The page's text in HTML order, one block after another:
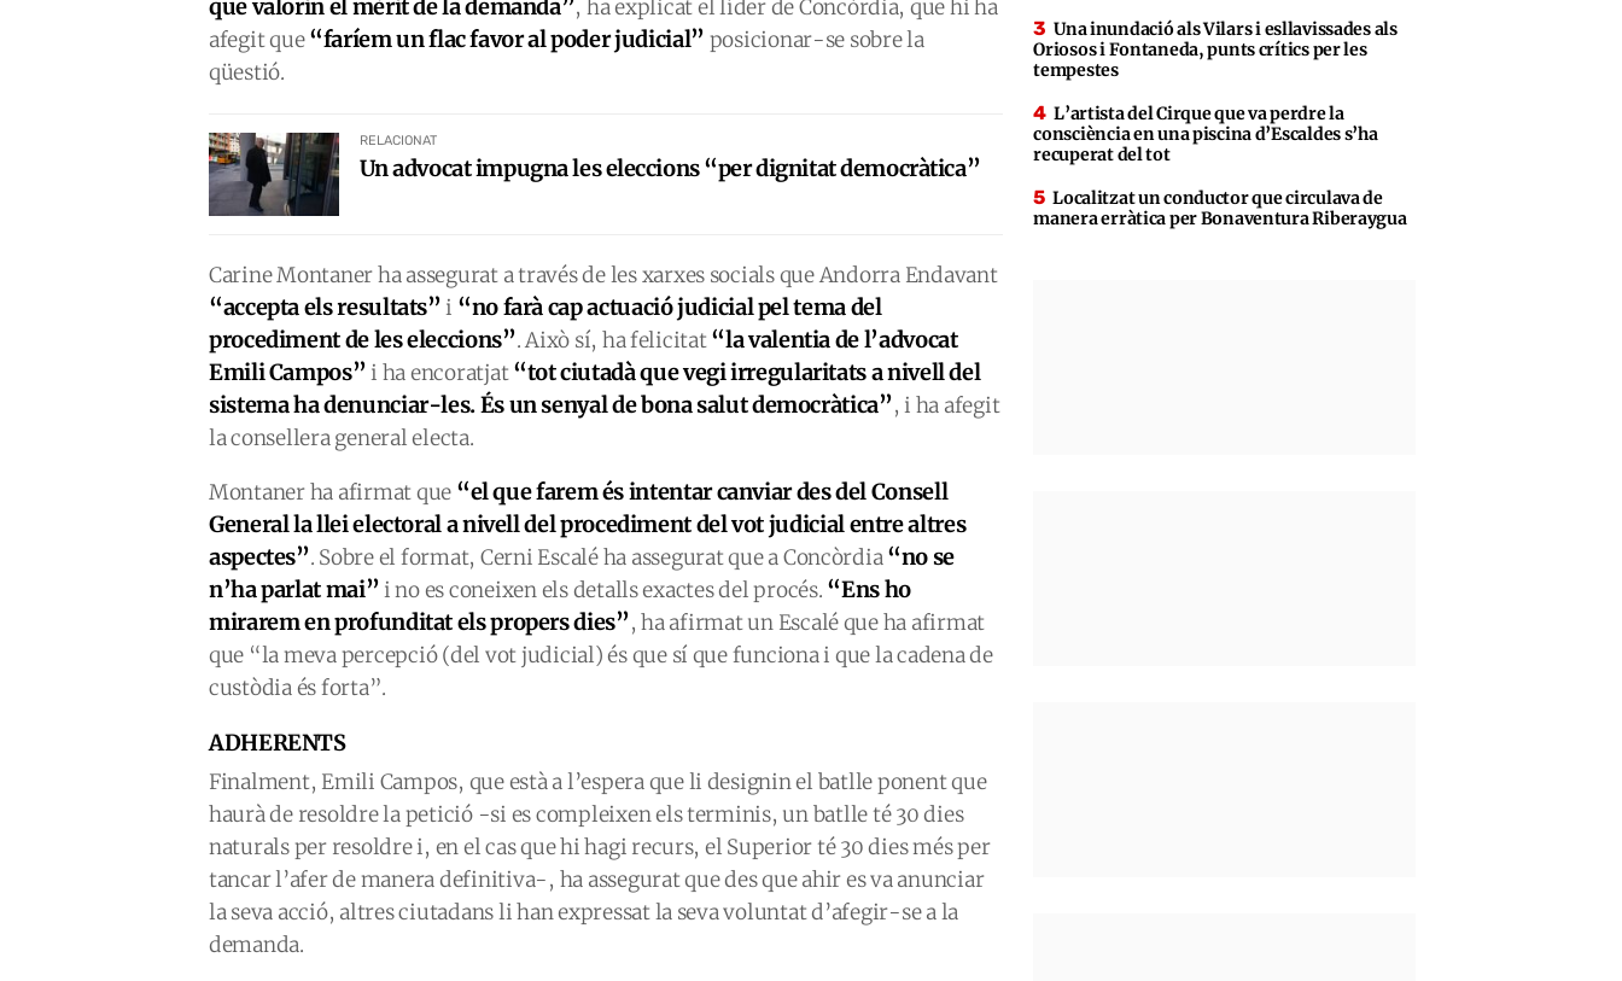
que valorin el mèrit de la demanda”, ha explicat el líder de Concòrdia, que hi ha
afegit que“faríem un flac favor al poder judicial” posicionar-se sobre la
qüestió.
RELACIONAT
Un advocat impugna les eleccions “per dignitat democràtica”
Carine Montaner ha assegurat a través de les xarxes socials que Andorra Endavant
“accepta els resultats”i “no farà cap actuació judicial pel tema del
procediment de les eleccions”. Això sí, ha felicitat“la valentia de l’advocat
Emili Campos”i ha encoratjat“tot ciutadà que vegi irregularitats a nivell del
sistema ha denunciar-les. És un senyal de bona salut democràtica”, i ha afegit
la consellera general electa.
Montaner ha afirmat que “el que farem és intentar canviar des del Consell
General la llei electoral a nivell del procediment del vot judicial entre altres
aspectes”. Sobre el format, Cerni Escalé ha assegurat que a Concòrdia“no se
n’ha parlat mai”i no es coneixen els detalls exactes del procés. “Ens ho
mirarem en profunditat els propers dies”, ha afirmat un Escalé que ha afirmat
que “la meva percepció (del vot judicial) és que sí que funciona i que la cadena de
custòdia és forta”.
ADHERENTS
Finalment, Emili Campos, que està a l’espera que li designin el batlle ponent que
haurà de resoldre la petició -si es compleixen els terminis, un batlle té 30 dies
naturals per resoldre i, en el cas que hi hagi recurs, el Superior té 30 dies més per
tancar l’afer de manera definitiva-, ha assegurat que des que ahir es va anunciar
la seva acció, altres ciutadans li han expressat la seva voluntat d’afegir-se a la
demanda.
Una inundació als Vilars i esllavissades als
Oriosos i Fontaneda, punts crítics per les
tempestes
L’artista del Cirque que va perdre la
consciència en una piscina d’Escaldes s’ha
recuperat del tot
Localitzat un conductor que circulava de
manera erràtica per Bonaventura Riberaygua